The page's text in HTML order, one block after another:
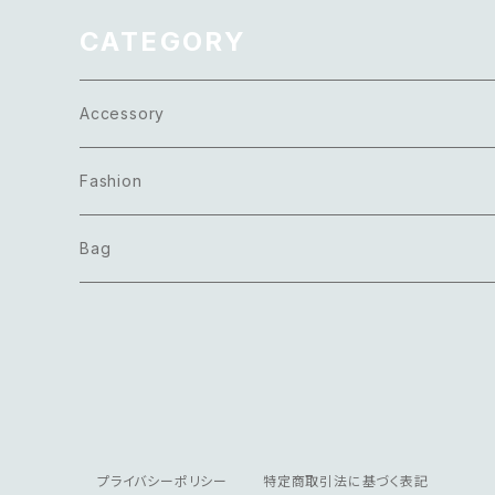
CATEGORY
Accessory
Necklace
Pierce
Fashion
Tops
Bag
プライバシーポリシー 特定商取引法に基づく表記